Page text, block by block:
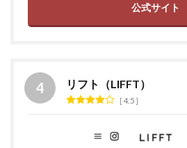
公式サイト
リフト（LIFFT）
4.5